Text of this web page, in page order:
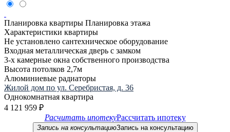
Планировка квартиры Планировка этажа
Характеристики квартиры
Не установлено сантехническое оборудование
Входная металлическая дверь с замком
3-х камерные окна собственного производства
Высота потолков 2,7м
Алюминиевые радиаторы
Жилой дом по ул. Серебристая, д. 36
Однокомнатная квартира
4 121 959 ₽
Расчитать ипотекуРассчитать ипотеку
Запись на консультациюЗапись на консультацию